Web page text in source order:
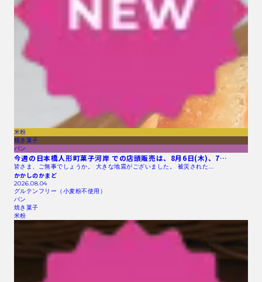
米粉
焼き菓子
パン
今週の日本橋人形町菓子河岸 での店頭販売は、8月6日(木)、7…
皆さま、ご無事でしょうか。 大きな地震がございました。 被災された…
かかしのかまど
2026.08.04
グルテンフリー（小麦粉不使用）
パン
焼き菓子
米粉